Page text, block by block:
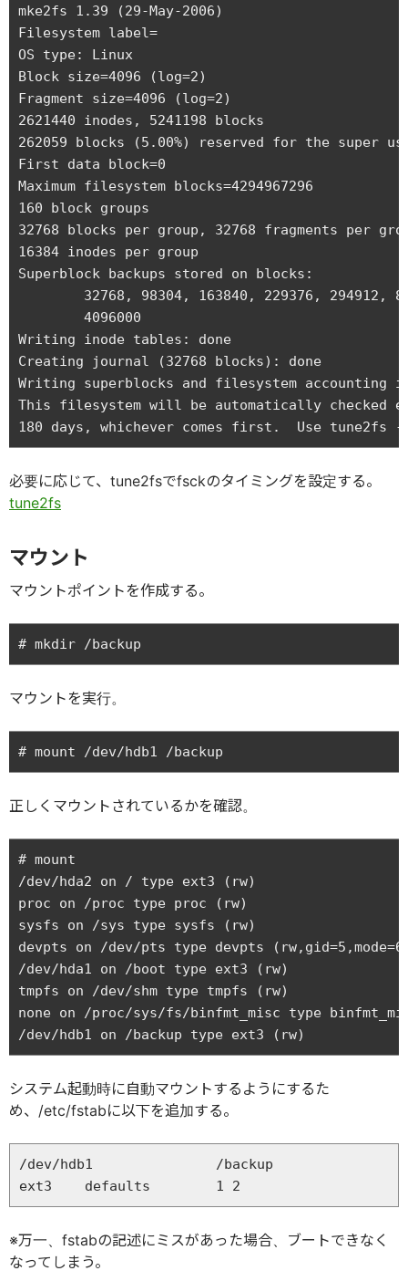
mke2fs 1.39 (29-May-2006)
Filesystem label=
OS type: Linux
Block size=4096 (log=2)
Fragment size=4096 (log=2)
2621440 inodes, 5241198 blocks
262059 blocks (5.00%) reserved for the super
First data block=0
Maximum filesystem blocks=4294967296
160 block groups
32768 blocks per group, 32768 fragments per
16384 inodes per group
Superblock backups stored on blocks:
Writing inode tables:
Creating journal (32768 blocks): done
Writing superblocks and filesystem accounting
This filesystem will be automatically checked
必要に応じて、tune2fsでfsckのタイミングを設定する。
tune2fs
マウント
マウントポイントを作成する。
マウントを実行。
正しくマウントされているかを確認。
# mount
/dev/hda2 on / type ext3 (rw)
proc on /proc type proc (rw)
sysfs on /sys type sysfs (rw)
devpts on /dev/pts type devpts
/dev/hda1 on /boot type ext3 (rw)
tmpfs on /dev/shm type tmpfs (rw)
none on /proc/sys/fs/binfmt_misc type
システム起動時に自動マウントするようにするた
め、/etc/fstabに以下を追加する。
/dev/hdb1               /backup
※万一、fstabの記述にミスがあった場合、ブートできなく
なってしまう。